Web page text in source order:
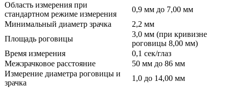
Область измерения при
стандартном режиме измерения
0,9 мм до 7,00 мм
Минимальный диаметр зрачка
2,2 мм
Площадь роговицы
3,0 мм (при кривизне
роговицы 8,00 мм)
Время измерения
0,1 сек/глаз
Межзрачковое расстояние
50 мм до 86 мм
Измерение диаметра роговицы и
зрачка
1,0 до 14,00 мм